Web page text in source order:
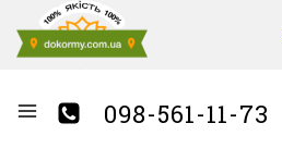
098-561-11-73